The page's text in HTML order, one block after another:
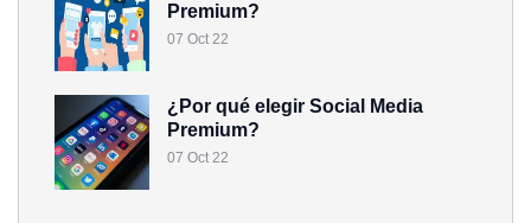
Premium?
07 Oct 22
¿Por qué elegir Social Media
Premium?
07 Oct 22